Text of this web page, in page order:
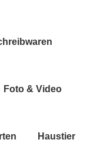
Foto & Video
Haus­tier